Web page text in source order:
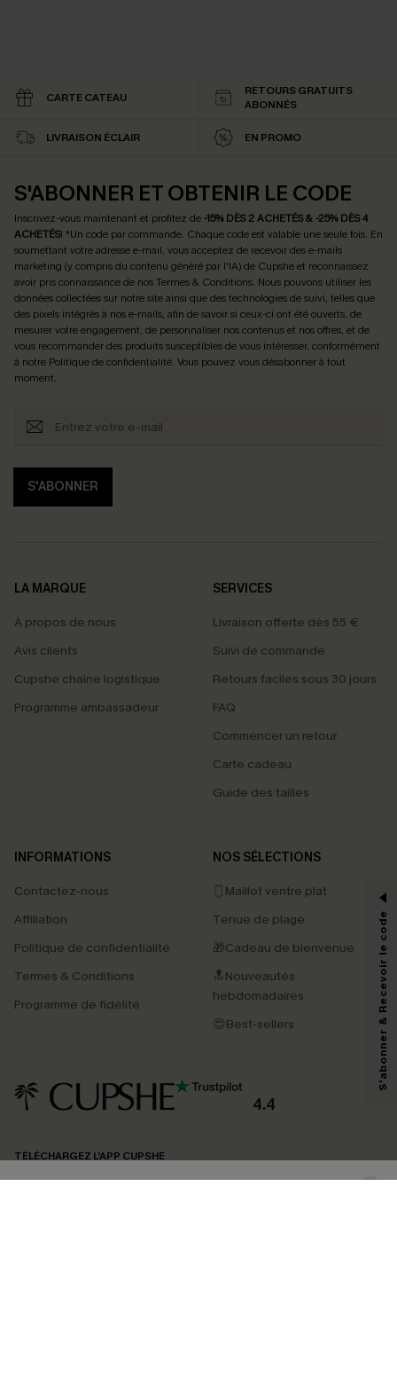
CARTE CATEAU
RETOURS GRATUITS
ABONNÉS
LIVRAISON ÉCLAIR EN PROMO
S'ABONNER ET OBTENIR LE CODE
Inscrivez-vous maintenant et profitez de -15% DÈS 2 ACHETÉS & -25% DÈS 4
ACHETÉS! *Un code par commande. Chaque code est valable une seule fois. En
soumettant votre adresse e-mail, vous acceptez de recevoir des e-mails
marketing (y compris du contenu généré par l'IA) de Cupshe et reconnaissez
avoir pris connaissance de nosTermes & Conditions. Nous pouvons utiliser les
données collectées sur notre site ainsi que des technologies de suivi, telles que
des pixels intégrés à nos e-mails, afin de savoir si ceux-ci ont été ouverts, de
mesurer votre engagement, de personnaliser nos contenus et nos offres, et de
vous recommander des produits susceptibles de vous intéresser, conformément
à notre Politique de confidentialité. Vous pouvez vous désabonner à tout
moment.
S'ABONNER
LA MARQUE
À propos de nous
Avis clients
Cupshe chaîne logistique
Programme ambassadeur
SERVICES
Livraison offerte dès 55 €
Suivi de commande
Retours faciles sous 30 jours
FAQ
Commencer un retour
Carte cadeau
Guide des tailles
INFORMATIONS
Contactez-nous
Affiliation
Politique de confidentialité
Termes & Conditions
Programme de fidélité
NOS SÉLECTIONS
🩱Maillot ventre plat
Tenue de plage
🎁Cadeau de bienvenue
🔝Nouveautés
hebdomadaires
😍Best-sellers
4.4
TÉLÉCHARGEZ L’APP CUPSHE
PROFITEZ DE -15%
-15% dès 2 Achetés par E-mail
En soumettant votre adresse e-mail, vous acceptez de recevoir des e-mails
marketing (y compris du contenu généré par l'IA) de Cupshe et
reconnaissez avoir pris connaissance de nos
pouvons utiliser les données collectées sur notre site ainsi que des
produits susceptibles de vous intéresser, conformément à notre
Politique de
confidentialité
. Vous pouvez vous désabonner à tout moment.
S'abonner & Recevoir le code